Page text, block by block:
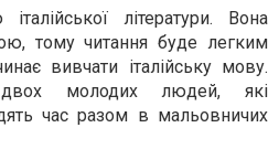
літератури. Вона
тому читання буде легким
вивчати італійську мову.
молодих людей, які
час разом в мальовничих